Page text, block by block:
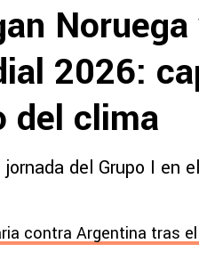
Carrasquilla
Méndez-Laing
Herediano
Olimpia
Real
Noruega
2026:
del clima
del Grupo I en
contra Argentina tras